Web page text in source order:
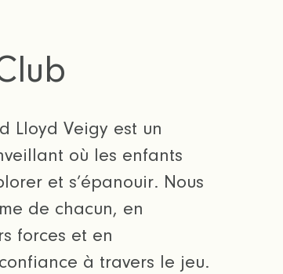
Lloyd Veigy est un
où les enfants
et s’épanouir. Nous
de chacun, en
forces et en
à travers le jeu.